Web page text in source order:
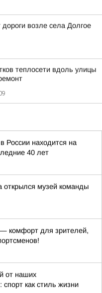
возле села Долгое
теплосети вдоль улицы
России находится на
40 лет
музей команды
комфорт для зрителей,
от наших
спорт как стиль жизни